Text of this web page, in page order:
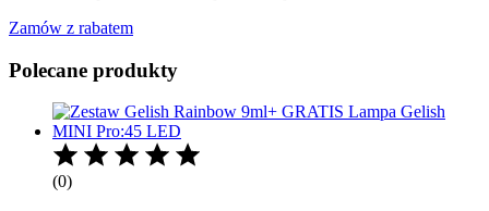
Zamów z rabatem
Polecane produkty
(0)